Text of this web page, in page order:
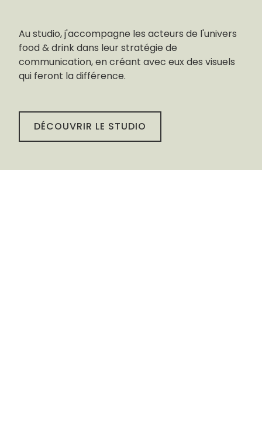
Au studio, j'accompagne les acteurs de l'univers
food & drink dans leur stratégie de
communication, en créant avec eux des visuels
qui feront la différence.
DÉCOUVRIR LE STUDIO